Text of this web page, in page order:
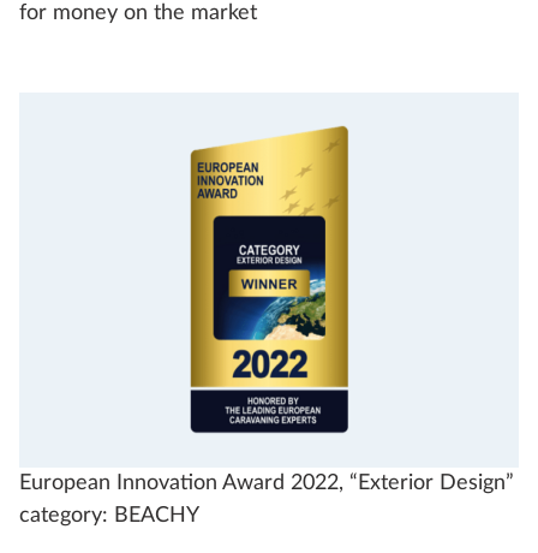
for money on the market
European Innovation Award 2022, “Exterior Design”
category: BEACHY